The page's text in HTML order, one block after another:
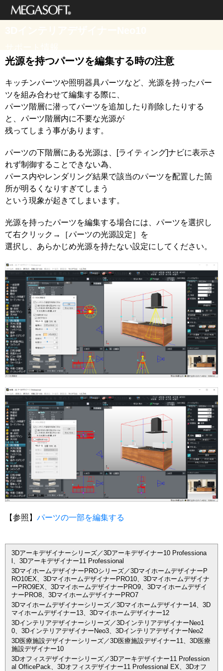
光源を持つパーツを編集する時の注意
キッチンパーツや照明器具パーツなど、光源を持ったパー
ツを組み合わせて編集する際に、
パーツ階層に潜ってパーツを追加したり削除したりする
と、パーツ階層内に不要な光源が
残ってしまう事があります。
パーツの下階層にある光源は、[ライティング]ナビに表示さ
れず制御することできない為、
パース内やレンダリング結果で該当のパーツを配置した箇
所が明るくなりすぎてしまう
という現象が起きてしまいます。
光源を持ったパーツを編集する場合には、パーツを選択し
て右クリック→［パーツの光源設定］を
選択し、あらかじめ光源を持たない設定にしてください。
【参照】 パーツの一部を編集する
3Dアーキデザイナーシリーズ／3Dアーキデザイナー10 Professiona
l、3Dアーキデザイナー11 Professional
3DマイホームデザイナーPROシリーズ／3DマイホームデザイナーP
RO10EX、3DマイホームデザイナーPRO10、3Dマイホームデザイナ
ーPRO9EX、3DマイホームデザイナーPRO9、3Dマイホームデザイ
ナーPRO8、3DマイホームデザイナーPRO7
3Dマイホームデザイナーシリーズ／3Dマイホームデザイナー14、3D
マイホームデザイナー13、3Dマイホームデザイナー12
3Dインテリアデザイナーシリーズ／3DインテリアデザイナーNeo1
0、3DインテリアデザイナーNeo3、3DインテリアデザイナーNeo2
3D医療施設デザイナーシリーズ／3D医療施設デザイナー11、3D医療
施設デザイナー10
3Dオフィスデザイナーシリーズ／3Dアーキデザイナー11 Profession
al OfficePack、3Dオフィスデザイナー11 Professional EX、3Dオフ